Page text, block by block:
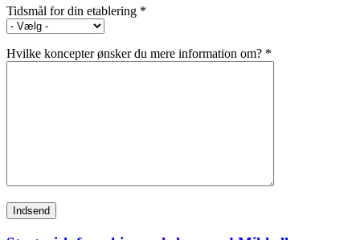
Tidsmål for din etablering *
Hvilke koncepter ønsker du mere information om? *